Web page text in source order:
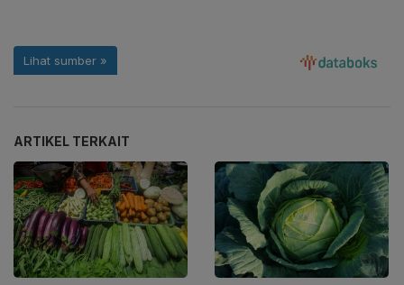
ARTIKEL TERKAIT